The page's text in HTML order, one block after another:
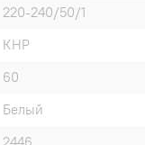
220-240/50/1
КНР
60
Белый